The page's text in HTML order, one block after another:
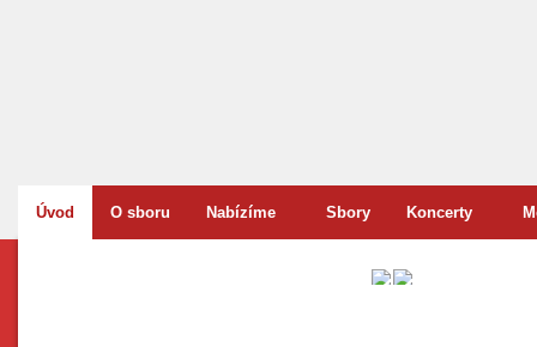
Úvod O sboru Nabízíme Sbory Koncerty